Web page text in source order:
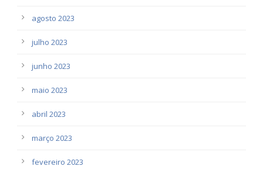
agosto 2023
julho 2023
junho 2023
maio 2023
abril 2023
março 2023
fevereiro 2023